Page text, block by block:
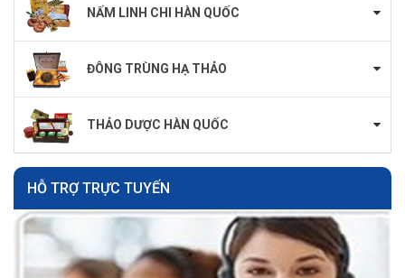
NẤM LINH CHI HÀN QUỐC
ĐÔNG TRÙNG HẠ THẢO
THẢO DƯỢC HÀN QUỐC
HỖ TRỢ TRỰC TUYẾN